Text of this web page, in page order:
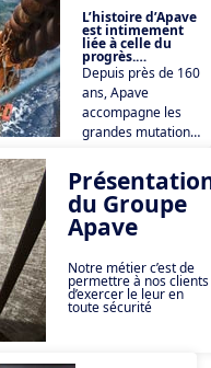
L’histoire d’Apave
est intimement
liée à celle du
progrès.
Depuis près de 160
ans, Apave
accompagne les
grandes mutations
technologiques en
développant des
expertises pour
garantir la sécurité
biens industriels et
de
l’environnement.
du Groupe
Apave
Notre métier c’est de
permettre à nos clients
d’exercer le leur en
toute sécurité